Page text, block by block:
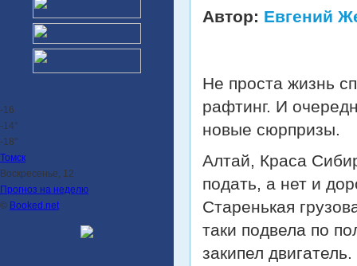
-16
-14°
-18°
Томск
Воскресенье, 12
Прогноз на неделю
© Booked.net
Автор: Евгений
Не проста жизнь
рафтинг. И
новые сюрпризы.
Алтай, Краса
подать, а нет и
Старенькая
таки подвела по
закипел